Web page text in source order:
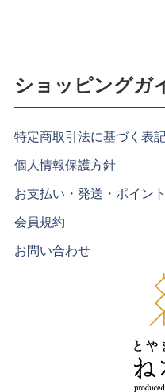
ショッピングガ
特定商取引法に基づく表
個人情報保護方針
お支払い・発送・ポイン
会員規約
お問い合わせ